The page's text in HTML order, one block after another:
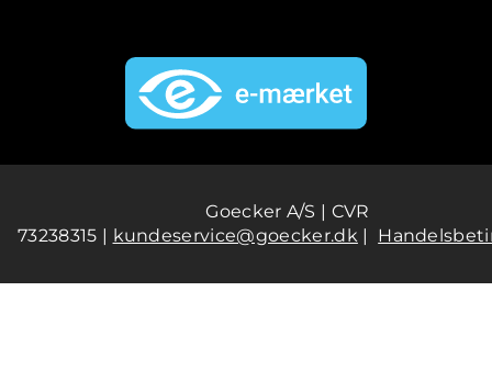
Goecker A/S | CVR
73238315 | kundeservice@goecker.dk|